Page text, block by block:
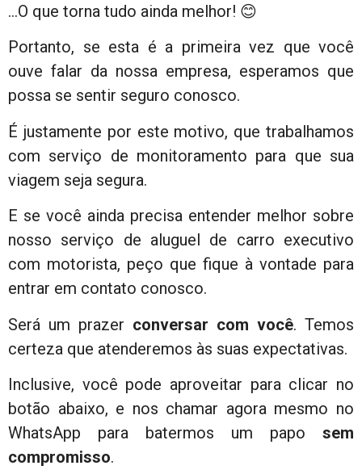
…O que torna tudo ainda melhor! 😊
Portanto, se esta é a primeira vez que você
ouve falar da nossa empresa, esperamos que
possa se sentir seguro conosco.
É justamente por este motivo, que trabalhamos
com serviço de monitoramento para que sua
viagem seja segura.
E se você ainda precisa entender melhor sobre
nosso serviço de aluguel de carro executivo
com motorista, peço que fique à vontade para
entrar em contato conosco.
Será um prazer conversar com você. Temos
certeza que atenderemos às suas expectativas.
Inclusive, você pode aproveitar para clicar no
botão abaixo, e nos chamar agora mesmo no
WhatsApp para batermos um papo sem
compromisso.